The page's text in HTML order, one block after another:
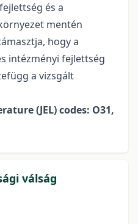
és a
mentén
hogy a
intézményi fejlettség
a vizsgált
(JEL) codes: O31,
válság